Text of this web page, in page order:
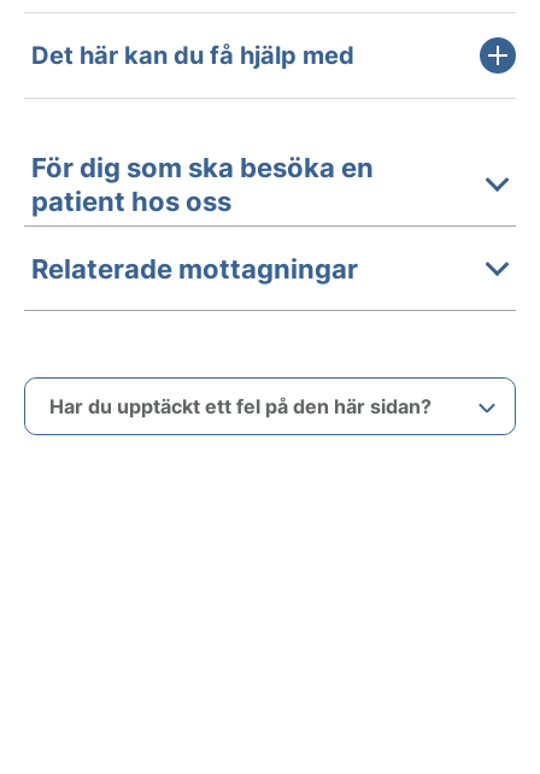
Det här kan du få hjälp med
För dig som ska besöka en
patient hos oss
Relaterade mottagningar
Har du upptäckt ett fel på den här sidan?